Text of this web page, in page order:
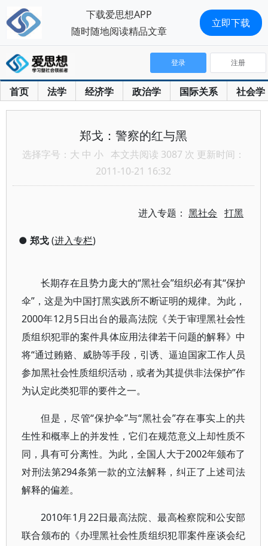
首页 法学 经济学 政治学 国际关系 社会学
登录 注册
郑戈：警察的红与黑
选择字号： 大 中 小 本文共阅读 3087 次 更新时间：
2011-10-21 16:32
进入专题：黑社会 打黑
● 郑戈(进入专栏)
长期存在且势力庞大的“黑社会”组织必有其“保护
伞”，这是为中国打黑实践所不断证明的规律。为此，
2000年12月5日出台的最高法院《关于审理黑社会性
质组织犯罪的案件具体应用法律若干问题的解释》中
将“通过贿赂、威胁等手段，引诱、逼迫国家工作人员
参加黑社会性质组织活动，或者为其提供非法保护”作
为认定此类犯罪的要件之一。
但是，尽管“保护伞”与“黑社会”存在事实上的共
生性和概率上的并发性，它们在规范意义上却性质不
同，具有可分离性。为此，全国人大于2002年颁布了
对刑法第294条第一款的立法解释，纠正了上述司法
解释的偏差。
2010年1月22日最高法院、最高检察院和公安部
联合颁布的《办理黑社会性质组织犯罪案件座谈会纪
下载爱思想APP
随时随地阅读精品文章
立即下载